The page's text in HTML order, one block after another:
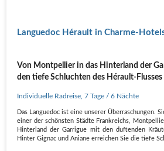
Languedoc Hérault in Charme-
Von Montpellier in das Hinterland der
den tiefe Schluchten des Hérault-Flusses
Individuelle Radreise ,7 Tage / 6 Nächte
Das Languedoc ist eine unserer Überraschungen.
einer der schönsten Städte Frankreichs,
Hinterland der Garrigue mit den duftenden
Hinter Gignac und Aniane erreichen Sie die tiefe